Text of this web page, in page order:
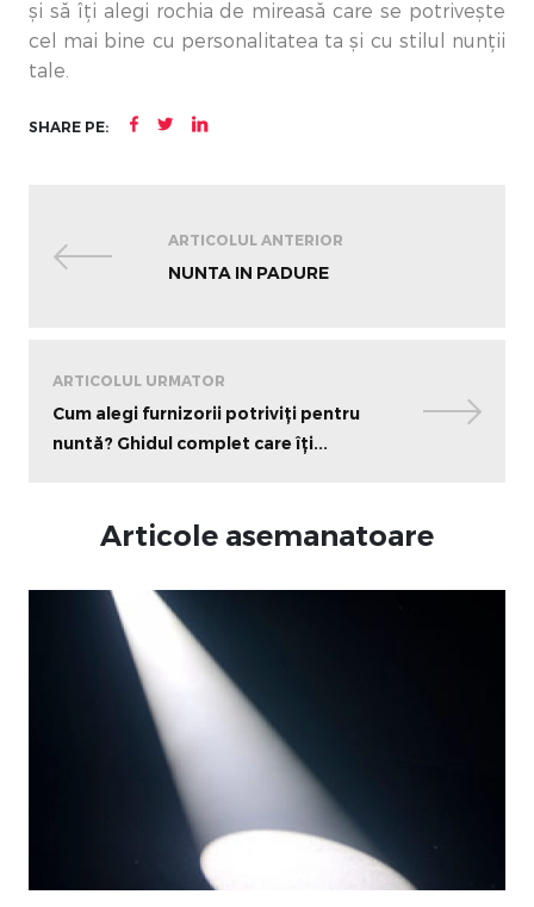
și să îți alegi rochia de mireasă care se potrivește
cel mai bine cu personalitatea ta și cu stilul nunții
tale.
SHARE PE:
ARTICOLUL ANTERIOR
NUNTA IN PADURE
ARTICOLUL URMATOR
Cum alegi furnizorii potriviți pentru
nuntă? Ghidul complet care îți...
Articole asemanatoare